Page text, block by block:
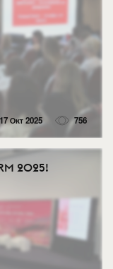
17 Окт 2025 756
2025!